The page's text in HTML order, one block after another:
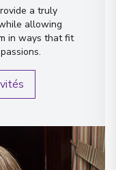
a truly
allowing
in ways that fit